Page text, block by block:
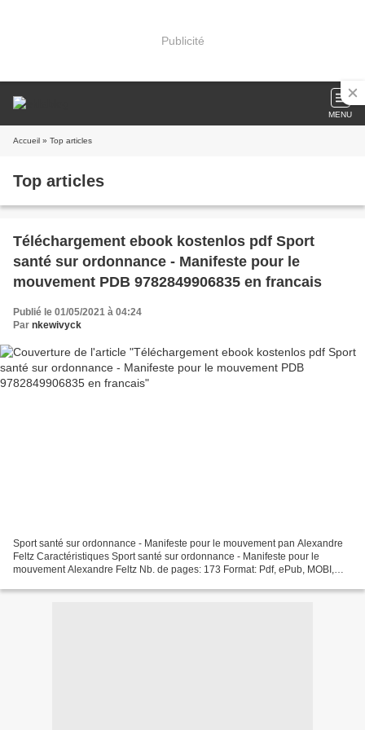
Publicité
MENU
Accueil » Top articles
Top articles
Téléchargement ebook kostenlos pdf Sport
santé sur ordonnance - Manifeste pour le
mouvement PDB 9782849906835 en francais
Publié le 01/05/2021 à 04:24
Par nkewivyck
Sport santé sur ordonnance - Manifeste pour le mouvement pan Alexandre
Feltz Caractéristiques Sport santé sur ordonnance - Manifeste pour le
mouvement Alexandre Feltz Nb. de pages: 173 Format: Pdf, ePub, MOBI,